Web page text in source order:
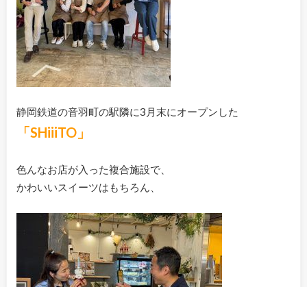
静岡鉄道の音羽町の駅隣に3月末にオープンした
「SHiiiTO」
色んなお店が入った複合施設で、
かわいいスイーツはもちろん、